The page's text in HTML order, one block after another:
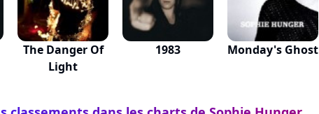
The Danger Of
Light
1983 Monday's Ghost